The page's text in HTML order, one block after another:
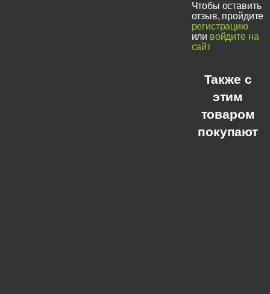
Чтобы оставить
отзыв, пройдите
регистрацию
или войдите на
сайт
Также с
этим
товаром
покупают